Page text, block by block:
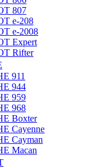
807
e-208
e-2008
Expert
Rifter
911
944
959
968
Boxter
Cayenne
Cayman
Macan